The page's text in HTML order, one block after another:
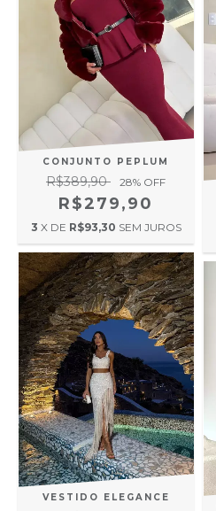
CONJUNTO PEPLUM
R$389,90 28% OFF
R$279,90
3 X DE R$93,30 SEM JUROS
VESTIDO ELEGANCE